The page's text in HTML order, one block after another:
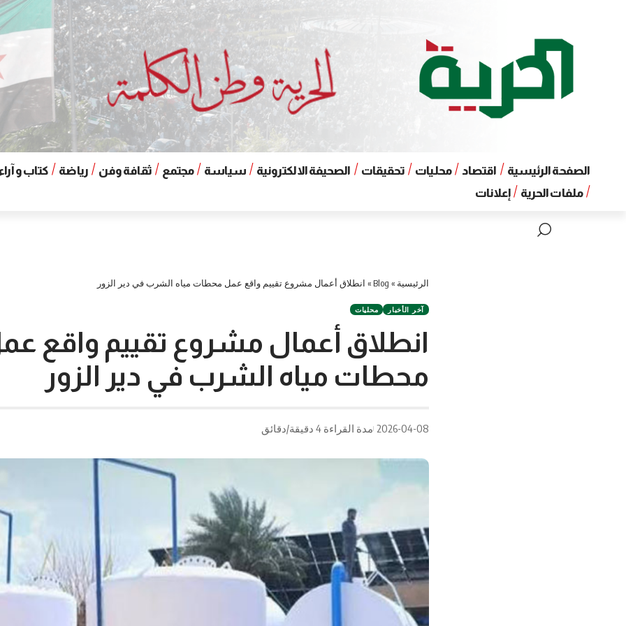
الصفحة الرئيسية اقتصاد محليات تحقيقات الصحيفة الالكترونية سياسة مجتمع ثقافة وفن رياضة
كتاب و
ملفات الحرية
إعلانات
الرئيسية »
Blog
» انطلاق أعمال مشروع تقييم واقع عمل محطات مياه الشرب في دير الزور
آخر الأخبار محليات
انطلاق أعمال مشروع تقييم واقع
محطات مياه الشرب في دير الزور
2026-04-08 مدة القراءة 4 دقيقة/دقائق